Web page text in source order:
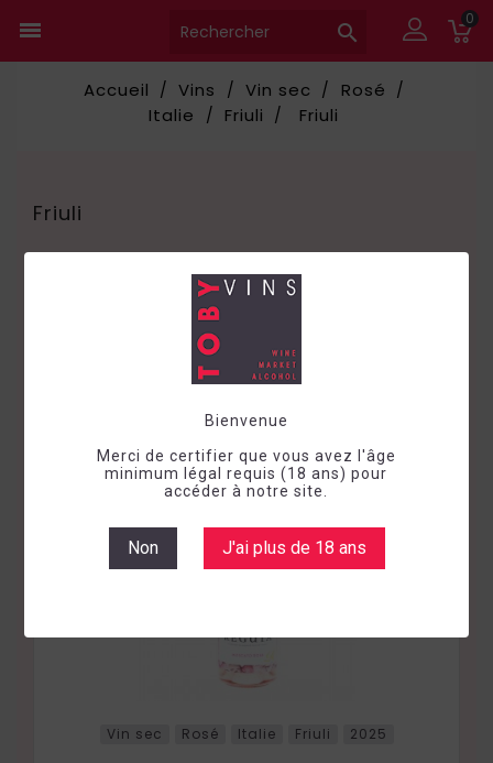
Bienvenue
Merci de certifier que vous avez l'âge
minimum légal requis (18 ans) pour
accéder à notre site.
Non J'ai plus de 18 ans
 
0
Accueil Vins Vin sec
Rosé
Italie
Friuli Friuli
Friuli
Vin sec Rosé Italie Friuli 2025